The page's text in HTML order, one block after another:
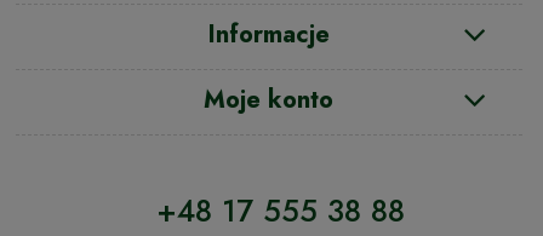
Informacje
Moje konto
+48 17 555 38 88